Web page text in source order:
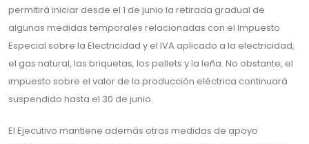
permitirá iniciar desde el 1 de junio la retirada gradual de
algunas medidas temporales relacionadas con el Impuesto
Especial sobre la Electricidad y el IVA aplicado a la electricidad,
el gas natural, las briquetas, los pellets y la leña. No obstante, el
impuesto sobre el valor de la producción eléctrica continuará
suspendido hasta el 30 de junio.
El Ejecutivo mantiene además otras medidas de apoyo